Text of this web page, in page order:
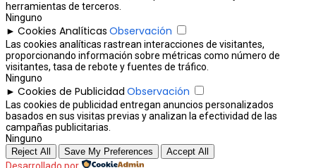
herramientas de terceros.
Ninguno
► Cookies Analíticas Observación
Las cookies analíticas rastrean interacciones de visitantes,
proporcionando información sobre métricas como número de
visitantes, tasa de rebote y fuentes de tráfico.
Ninguno
► Cookies de Publicidad Observación
Las cookies de publicidad entregan anuncios personalizados
basados en sus visitas previas y analizan la efectividad de las
campañas publicitarias.
Ninguno
Reject All Save My Preferences Accept All
Desarrollado por